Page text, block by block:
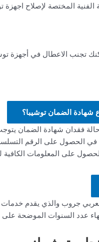
المختصة لإصلاح اجهزة
تجنب الاعطال في أجهزة
شهادة الضمان توشيبا؟
فقدان شهادة الضمان
الحصول على الرقم
جروب والذي يقدم خدمات
عدد السنوات الموضحة